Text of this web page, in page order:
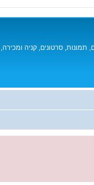
סרטונים, קניה ומכירה,